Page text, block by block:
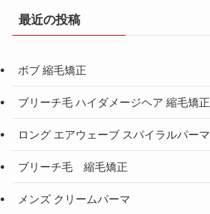
最近の投稿
ボブ 縮毛矯正
ブリーチ毛 ハイダメージヘア 縮毛矯正
ロング エアウェーブ スパイラルパーマ
ブリーチ毛 縮毛矯正
メンズ クリームパーマ